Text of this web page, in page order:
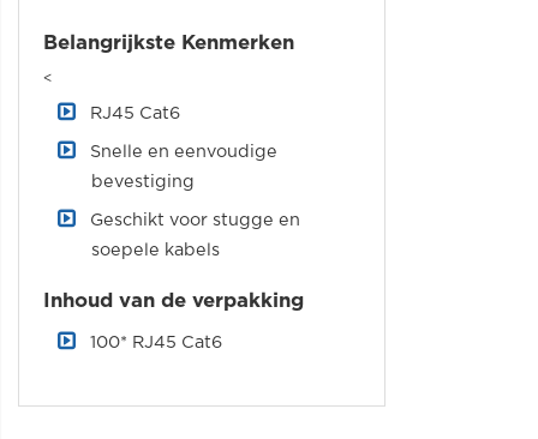
Belangrijkste Kenmerken
<
RJ45 Cat6
Snelle en eenvoudige
bevestiging
Geschikt voor stugge en
soepele kabels
Inhoud van de verpakking
100* RJ45 Cat6